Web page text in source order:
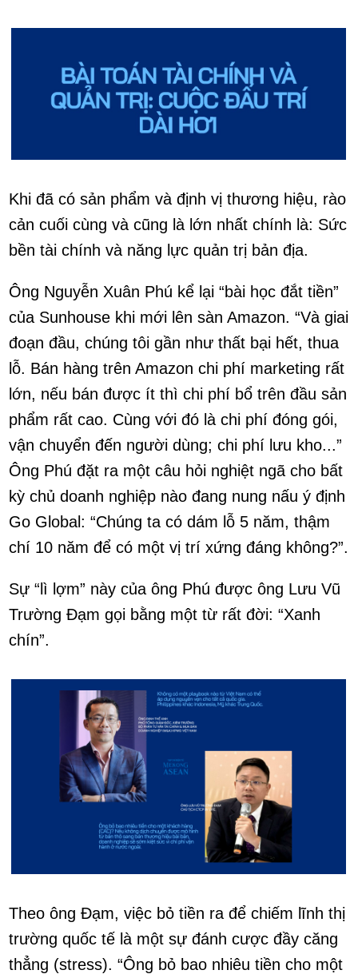
Khi đã có sản phẩm và định vị thương hiệu, rào
cản cuối cùng và cũng là lớn nhất chính là: Sức
bền tài chính và năng lực quản trị bản địa.
Ông Nguyễn Xuân Phú kể lại “bài học đắt tiền”
của Sunhouse khi mới lên sàn Amazon. “Và giai
đoạn đầu, chúng tôi gần như thất bại hết, thua
lỗ. Bán hàng trên Amazon chi phí marketing rất
lớn, nếu bán được ít thì chi phí bổ trên đầu sản
phẩm rất cao. Cùng với đó là chi phí đóng gói,
vận chuyển đến người dùng; chi phí lưu kho...”
Ông Phú đặt ra một câu hỏi nghiệt ngã cho bất
kỳ chủ doanh nghiệp nào đang nung nấu ý định
Go Global: “Chúng ta có dám lỗ 5 năm, thậm
chí 10 năm để có một vị trí xứng đáng không?”.
Sự “lì lợm” này của ông Phú được ông Lưu Vũ
Trường Đạm gọi bằng một từ rất đời: “Xanh
chín”.
Theo ông Đạm, việc bỏ tiền ra để chiếm lĩnh thị
trường quốc tế là một sự đánh cược đầy căng
thẳng (stress). “Ông bỏ bao nhiêu tiền cho một